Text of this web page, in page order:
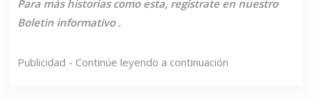
Para más historias como esta, regístrate en nuestro
Boletin informativo.
Publicidad - Continúe leyendo a continuación